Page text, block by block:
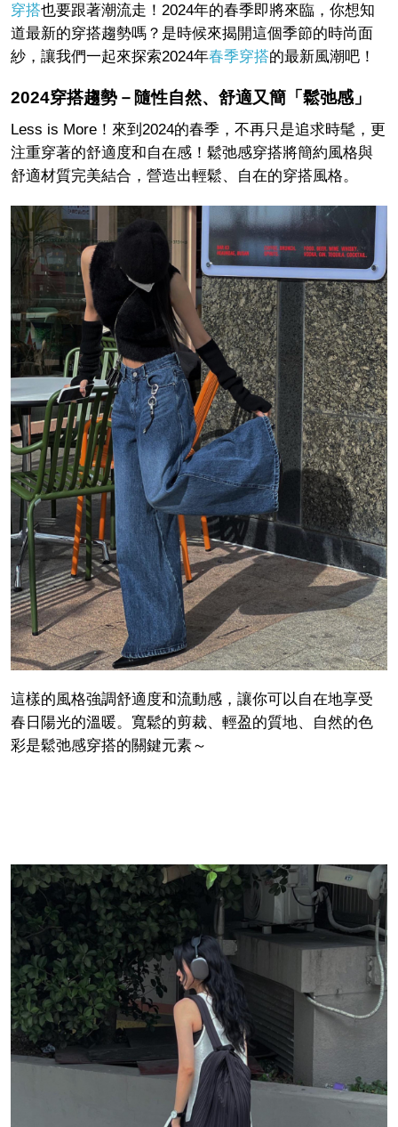
穿搭也要跟著潮流走！2024年的春季即將來臨，你想知
道最新的穿搭趨勢嗎？是時候來揭開這個季節的時尚面
紗，讓我們一起來探索2024年春季穿搭的最新風潮吧！
2024穿搭趨勢－隨性自然、舒適又簡「鬆弛感」
Less is More！來到2024的春季，不再只是追求時髦，更
注重穿著的舒適度和自在感！鬆弛感穿搭將簡約風格與
舒適材質完美結合，營造出輕鬆、自在的穿搭風格。
這樣的風格強調舒適度和流動感，讓你可以自在地享受
春日陽光的溫暖。寬鬆的剪裁、輕盈的質地、自然的色
彩是鬆弛感穿搭的關鍵元素～